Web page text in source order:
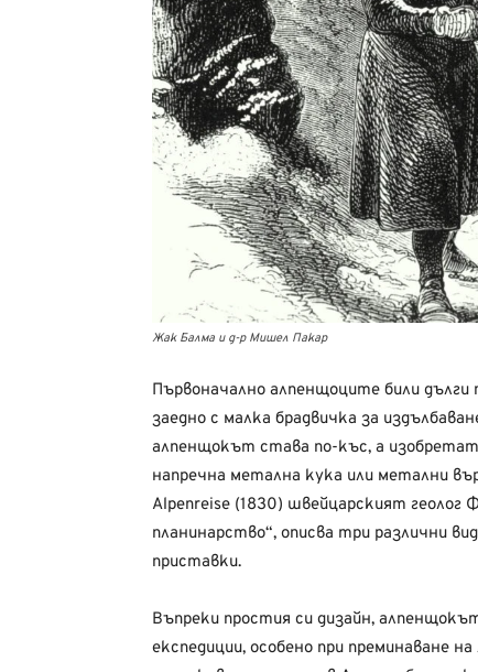
Жак Балма и д-р Мишел Пакар
Първоначално алпенщоците били дълги
заедно с малка брадвичка за
алпенщокът става по-къс, а
напречна метална кука или метални
Alpenreise (1830) швейцарският
планинарство“, описва три различни
приставки.
Въпреки простия си дизайн,
експедиции, особено при преминаване